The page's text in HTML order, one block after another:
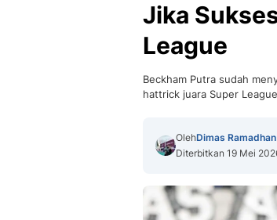
Jika
League
Beckham Putra sudah
hattrick juara Super
OlehDimas
Diterbitkan 19 Mei